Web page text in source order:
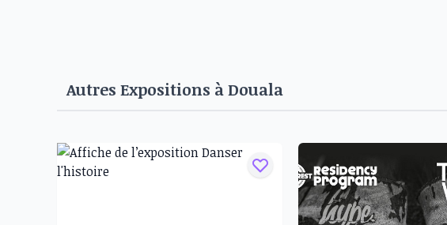
Pour toute information complémentaire, vous pouvez
Autres Expositions àDouala